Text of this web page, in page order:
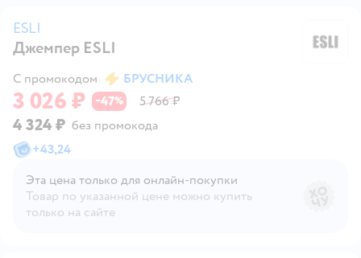
ESLI
Джемпер ESLI
С промокодом
БРУСНИКА
3 026 ₽ −47% 5 766 ₽
4 324 ₽ без промокода
+43,24
Эта цена только для онлайн‑покупки
Товар по указанной цене можно купить
только на сайте